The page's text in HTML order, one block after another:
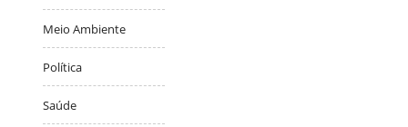
Meio Ambiente
Política
Saúde